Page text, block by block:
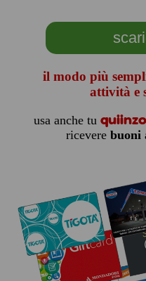
il modo più
attività e
usa anche tu
ricevere buoni